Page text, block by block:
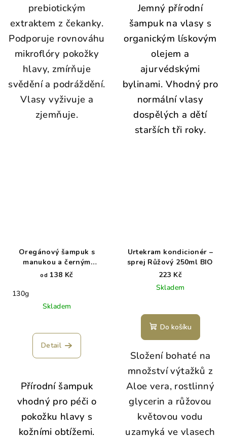
prebiotickým
extraktem z čekanky.
Podporuje rovnováhu
mikroflóry pokožky
hlavy, zmírňuje
svědění a podráždění.
Vlasy vyživuje a
zjemňuje.
Jemný přírodní
šampuk na vlasy s
organickým lískovým
olejem a
ajurvédskými
bylinami. Vhodný pro
normální vlasy
dospělých a dětí
starších tři roky.
Oregánový šampuk s
manukou a černým
kmínem
od 138 Kč
130g
Skladem
Detail
Přírodní šampuk
vhodný pro péči o
pokožku hlavy s
kožními obtížemi.
Urtekram kondicionér –
sprej Růžový 250ml BIO
223 Kč
Skladem
Do košíku
Složení bohaté na
množství výtažků z
Aloe vera, rostlinný
glycerin a růžovou
květovou vodu
uzamyká ve vlasech